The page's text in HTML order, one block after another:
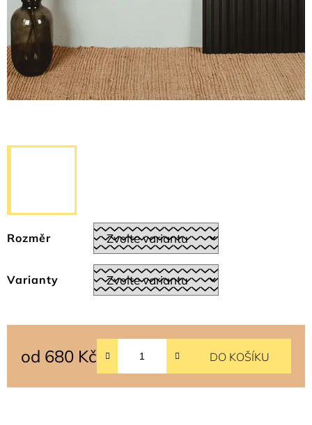
Rozměr
Varianty
od 680 Kč Měrná cena: DO KOŠÍKU